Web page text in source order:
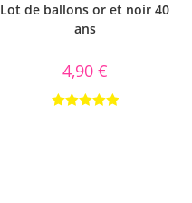
Lot de ballons or et noir 40
ans
4,90 €